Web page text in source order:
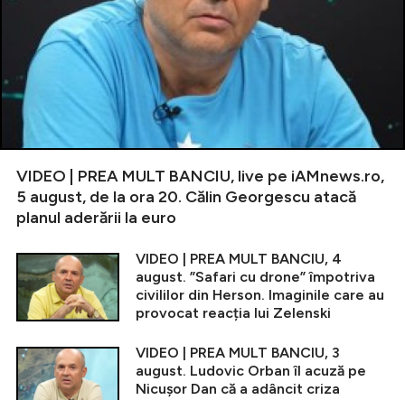
VIDEO | PREA MULT BANCIU, live pe iAMnews.ro,
5 august, de la ora 20. Călin Georgescu atacă
planul aderării la euro
VIDEO | PREA MULT BANCIU, 4
august. ”Safari cu drone” împotriva
civililor din Herson. Imaginile care au
provocat reacția lui Zelenski
VIDEO | PREA MULT BANCIU, 3
august. Ludovic Orban îl acuză pe
Nicușor Dan că a adâncit criza